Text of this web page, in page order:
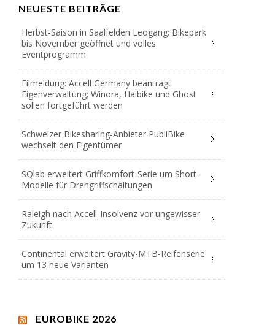
NEUESTE BEITRÄGE
Herbst-Saison in Saalfelden Leogang: Bikepark
bis November geöffnet und volles
Eventprogramm
Eilmeldung: Accell Germany beantragt
Eigenverwaltung; Winora, Haibike und Ghost
sollen fortgeführt werden
Schweizer Bikesharing-Anbieter PubliBike
wechselt den Eigentümer
SQlab erweitert Griffkomfort-Serie um Short-
Modelle für Drehgriffschaltungen
Raleigh nach Accell-Insolvenz vor ungewisser
Zukunft
Continental erweitert Gravity-MTB-Reifenserie
um 13 neue Varianten
EUROBIKE 2026